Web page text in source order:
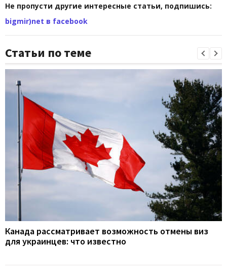
Не пропусти другие интересные статьи, подпишись:
bigmir)net в facebook
Статьи по теме
Канада рассматривает возможность отмены виз
для украинцев: что известно